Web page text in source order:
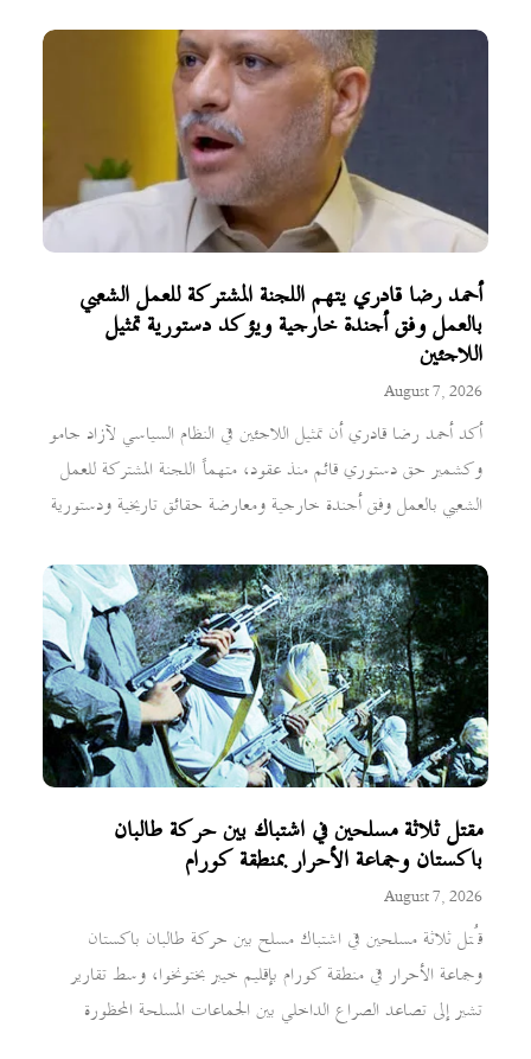
أحمد رضا قادري يتهم اللجنة المشتركة للعمل الشعبي
بالعمل وفق أجندة خارجية ويؤكد دستورية تمثيل
اللاجئين
August 7, 2026
أكد أحمد رضا قادري أن تمثيل اللاجئين في النظام السياسي لآزاد جامو
وكشمير حق دستوري قائم منذ عقود، متهماً اللجنة المشتركة للعمل
الشعبي بالعمل وفق أجندة خارجية ومعارضة حقائق تاريخية ودستورية
مقتل ثلاثة مسلحين في اشتباك بين حركة طالبان
باكستان وجماعة الأحرار بمنطقة كورام
August 7, 2026
قُتل ثلاثة مسلحين في اشتباك مسلح بين حركة طالبان باكستان
وجماعة الأحرار في منطقة كورام بإقليم خيبر بختونخوا، وسط تقارير
تشير إلى تصاعد الصراع الداخلي بين الجماعات المسلحة المحظورة